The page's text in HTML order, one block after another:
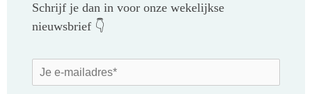
Schrijf je dan in voor onze wekelijkse
nieuwsbrief 👇